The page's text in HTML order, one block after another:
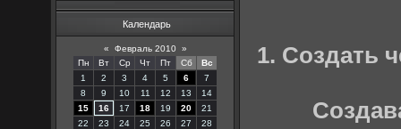
Календарь
« Февраль 2010 »
Пн
Вт Ср Чт Пт Сб
Вс
1
2 3 4 5 6
7
8
9 10 11 12 13
14
15
16 17 18 19 20
21
22
23 24 25 26 27 28
1. Создать